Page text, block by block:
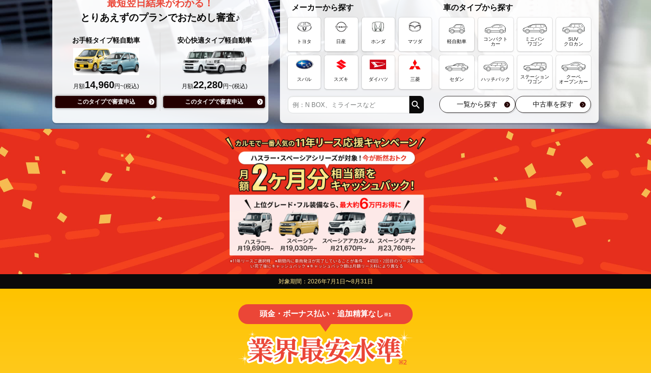
最短翌日結果がわかる！
とりあえずのプランでおためし審査♪
お手軽タイプ軽自動車
月額14,960円~(税込)
このタイプで審査申込
安心快適タイプ軽自動車
月額22,280円~(税込)
このタイプで審査申込
メーカーから探す
トヨタ 日産 ホンダ マツダ
スバル スズキ ダイハツ 三菱
車のタイプから探す
軽自動車
コンパクト
カー
ミニバン
ワゴン
SUV
クロカン
セダン ハッチバック
ステーション
ワゴン
クーペ
オープンカー
一覧から探す 中古車を探す
対象期間：2026年7月1日〜8月31日
頭金・ボーナス払い・追加精算なし ※1